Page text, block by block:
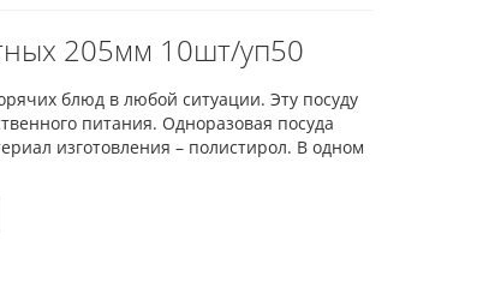
205мм 10шт/уп50
блюд в любой ситуации. Эту посуду
питания. Одноразовая посуда
изготовления – полистирол. В одном